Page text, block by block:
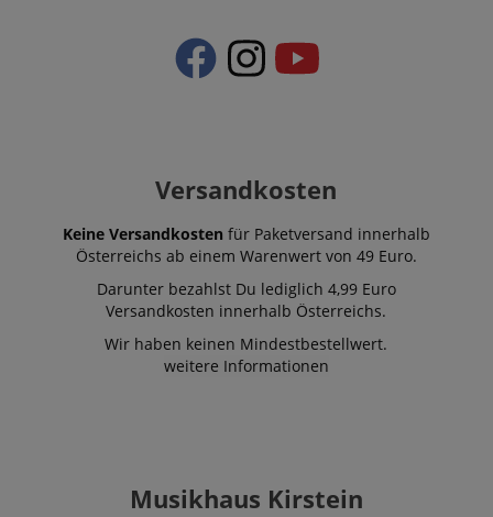
Versandkosten
Keine Versandkosten für Paketversand innerhalb
Österreichs ab einem Warenwert von 49 Euro.
Darunter bezahlst Du lediglich 4,99 Euro
Versandkosten innerhalb Österreichs.
Wir haben keinen Mindestbestellwert.
weitere Informationen
Musikhaus Kirstein